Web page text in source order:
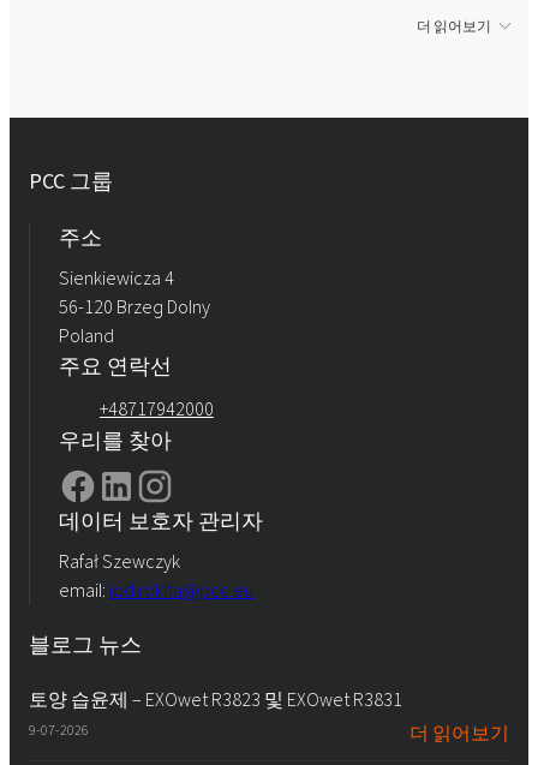
더 읽어보기
PCC 그룹
주소
Sienkiewicza 4
56-120 Brzeg Dolny
Poland
주요 연락선
+48717942000
우리를 찾아
데이터 보호자 관리자
Rafał Szewczyk
email: iod.rokita@pcc.eu
블로그 뉴스
토양 습윤제 – EXOwet R3823 및 EXOwet R3831
9-07-2026 더 읽어보기